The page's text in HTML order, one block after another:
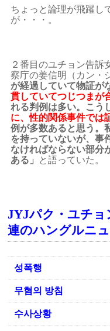
ちょっと論理が飛躍し
が・・・。
２番目のユチョン告訴
察庁の姜信明（カン・
が経過していて物証が
貫していてつじつまが
れる判例は多い。こう
に、性的関係事件では
例が多数あると思う。
を持っていないが、事
なければならない部分
ある」
と語っていた。
JYJパク・ユチョ
連のハングルニ
성폭행
무혐의 방침
수사상황